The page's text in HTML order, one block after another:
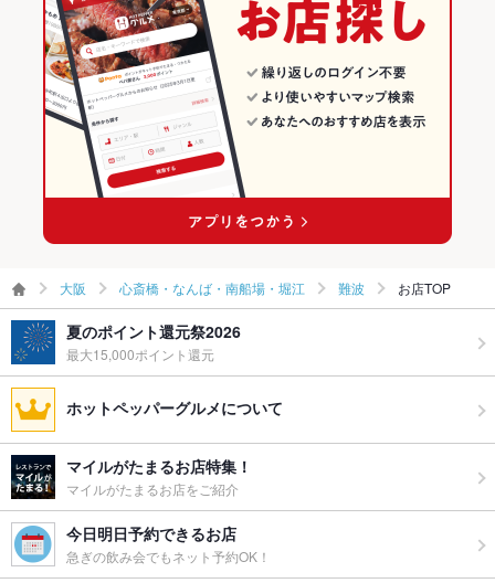
ウェディン
グパーティ
ー二次会
－
－
心斎橋・なんば・南船場・堀江 × 洋食全般
なんば駅 × 洋食
なんば駅 × 洋食全般
大阪 × 洋食
大阪 × 洋食全般
難波の居酒屋ランキング
大阪 心斎橋・なんば・南船場・堀江 難波 お店TOP
夏のポイント還元祭2026
最大15,000ポイント還元
ホットペッパーグルメについて
マイルがたまるお店特集！
マイルがたまるお店をご紹介
今日明日予約できるお店
急ぎの飲み会でもネット予約OK！